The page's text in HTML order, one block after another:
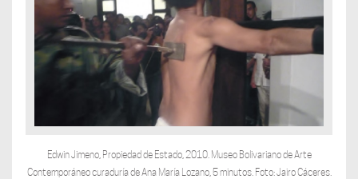
Edwin Jimeno, Propiedad de Estado, 2010. Museo Bolivariano de Arte
Contemporáneo curaduría de Ana María Lozano, 5 minutos. Foto: Jairo Cáceres.